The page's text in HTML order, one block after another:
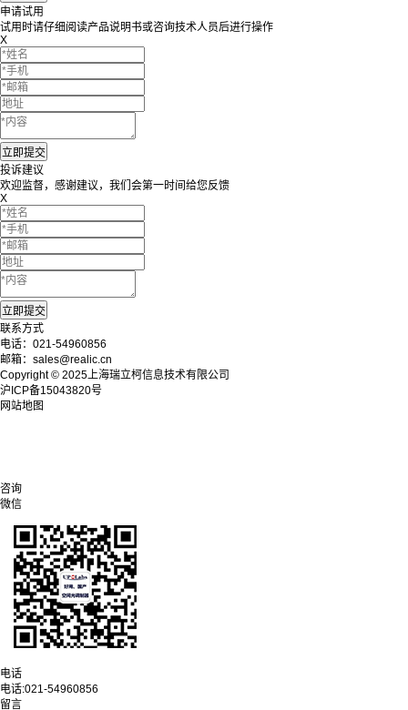
申请试用
试用时请仔细阅读产品说明书或咨询技术人员后进行操作
X
投诉建议
欢迎监督，感谢建议，我们会第一时间给您反馈
X
联系方式
电话：021-54960856
邮箱：sales@realic.cn
Copyright © 2025上海瑞立柯信息技术有限公司
沪ICP备15043820号
网站地图
咨询
微信
电话
电话:021-54960856
留言